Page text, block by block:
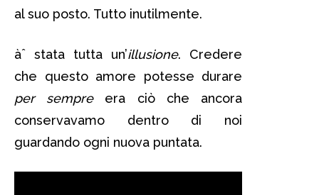
al suo posto. Tutto inutilmente.
àˆ stata tutta un’illusione. Credere
che questo amore potesse durare
per sempreera ciò che ancora
conservavamo dentro di noi
guardando ogni nuova puntata.